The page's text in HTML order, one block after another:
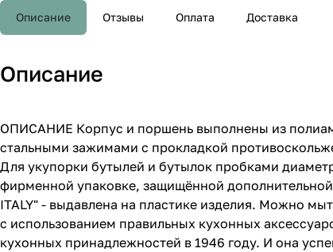
Описание Отзывы Оплата Доставка
Описание
ОПИСАНИЕ Корпус и поршень выполнены из
стальными зажимами с прокладкой
Для укупорки бутылей и бутылок пробками
фирменной упаковке, защищённой
ITALY" - выдавлена на пластике изделия. Можно
с использованием правильных кухонных
кухонных принадлежностей в 1946 году. И она